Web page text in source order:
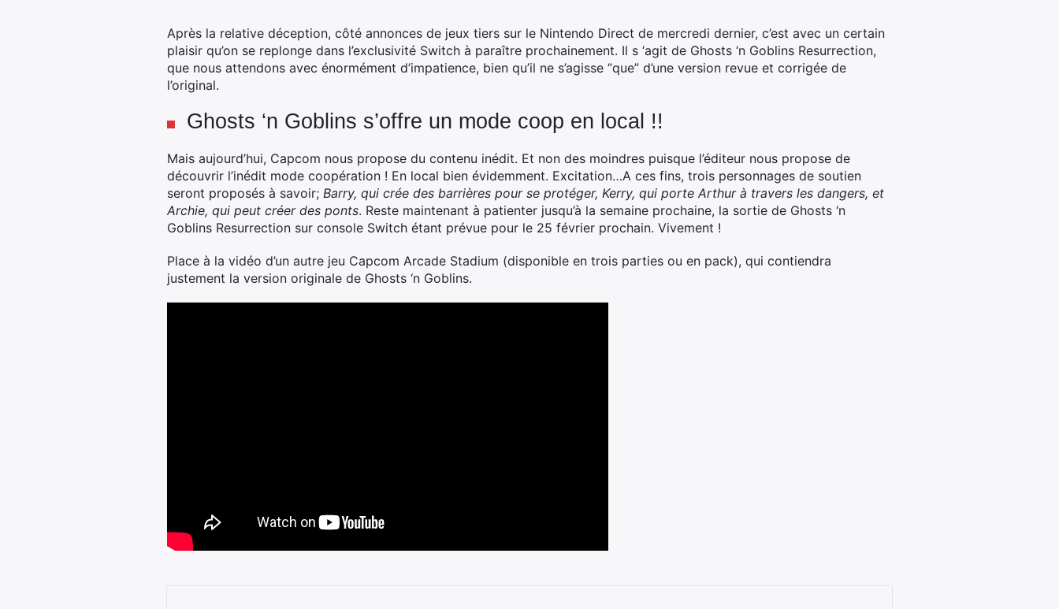
Après la relative déception, côté annonces de jeux tiers sur le Nintendo Direct de mercredi dernier, c’est avec un certain
plaisir qu’on se replonge dans l’exclusivité Switch à paraître prochainement. Il s ‘agit de Ghosts ‘n Goblins Resurrection,
que nous attendons avec énormément d’impatience, bien qu’il ne s’agisse “que” d’une version revue et corrigée de
l’original.
Ghosts ‘n Goblins s’offre un mode coop en local !!
Mais aujourd’hui, Capcom nous propose du contenu inédit. Et non des moindres puisque l’éditeur nous propose de
découvrir l’inédit mode coopération ! En local bien évidemment. Excitation…A ces fins, trois personnages de soutien
seront proposés à savoir; Barry, qui crée des barrières pour se protéger, Kerry, qui porte Arthur à travers les dangers, et
Archie, qui peut créer des ponts. Reste maintenant à patienter jusqu’à la semaine prochaine, la sortie de Ghosts ‘n
Goblins Resurrection sur console Switch étant prévue pour le 25 février prochain. Vivement !
Place à la vidéo d’un autre jeu Capcom Arcade Stadium (disponible en trois parties ou en pack), qui contiendra
justement la version originale de Ghosts ‘n Goblins.